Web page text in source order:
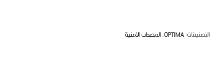
OPTIMA
,المصدات الامنية